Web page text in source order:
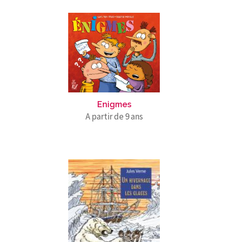
Enigmes
A partir de 9 ans